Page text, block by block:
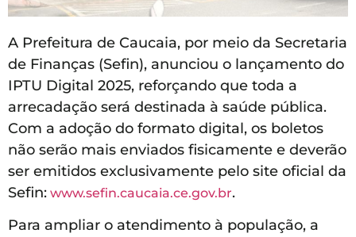
A Prefeitura de Caucaia, por meio da Secretaria
de Finanças (Sefin), anunciou o lançamento do
IPTU Digital 2025, reforçando que toda a
arrecadação será destinada à saúde pública.
Com a adoção do formato digital, os boletos
não serão mais enviados fisicamente e deverão
ser emitidos exclusivamente pelo site oficial da
Sefin: www.sefin.caucaia.ce.gov.br.
Para ampliar o atendimento à população, a